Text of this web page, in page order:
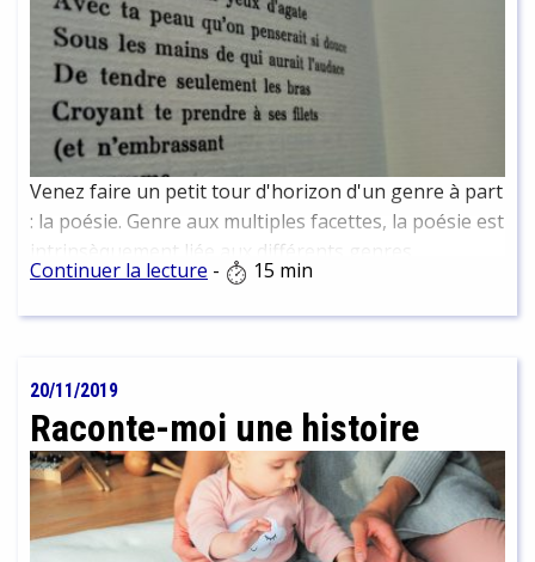
Venez faire un petit tour d'horizon d'un genre à part
: la poésie. Genre aux multiples facettes, la poésie est
intrinsèquement liée aux différents genres
littéraires.
Continuer la lecture - 15 min
20/11/2019
Raconte-moi une histoire